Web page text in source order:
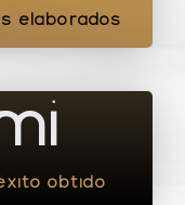
elaborados
obtido